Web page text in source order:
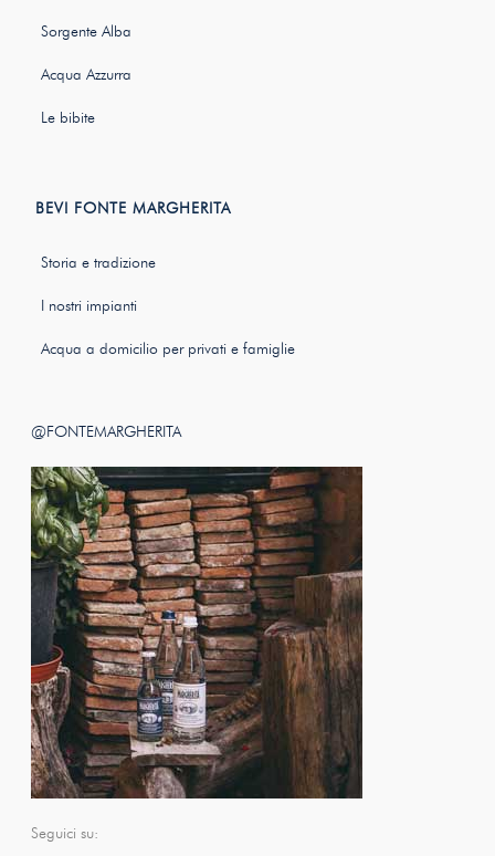
Sorgente Alba
Acqua Azzurra
Le bibite
BEVI FONTE MARGHERITA
Storia e tradizione
I nostri impianti
Acqua a domicilio per privati e famiglie
@FONTEMARGHERITA
Seguici su: